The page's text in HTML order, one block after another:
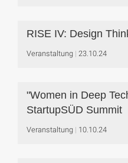
RISE IV: Design
Veranstaltung 23.10.24
"Women in Deep
StartupSÜD Summit
Veranstaltung 10.10.24